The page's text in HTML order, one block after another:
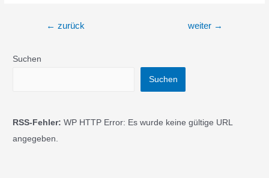
Beitragsnavigation
← zurück weiter →
Suchen
Suchen
RSS-Fehler: WP HTTP Error: Es wurde keine gültige URL
angegeben.